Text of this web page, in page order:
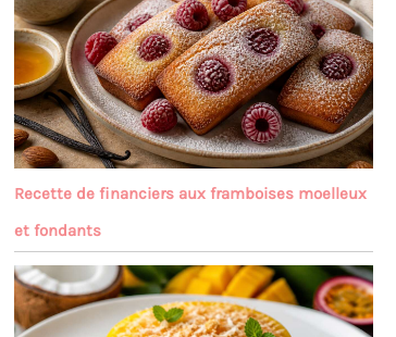
Recette de financiers aux framboises moelleux
et fondants